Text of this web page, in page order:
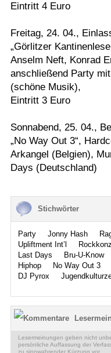
Eintritt 4 Euro
Freitag, 24. 04.,
„Görlitzer
Anselm Neft, Konrad
anschließend Party
(schöne Musik),
Eintritt 3 Euro
Sonnabend, 25. 04.,
„No Way Out 3“,
Arkangel (Belgien),
Days (Deutschland)
Stichwörter
Party Jonny Hash
Upliftment Int’l
Last Days
Bru-U-Know
Hiphop
No Way Out 3
DJ Pyrox
Lesermeinungen geben nicht
persönliche Auffassung der
zu sinnwahrender Kürzung vor.